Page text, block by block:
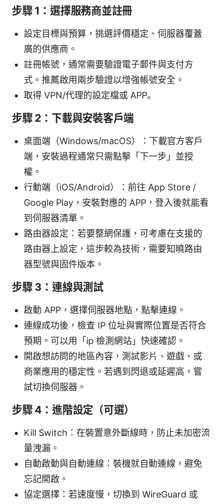
步驟 1：選擇服務商並註冊
設定目標與預算，挑選評價穩定、伺服器覆蓋
廣的供應商。
註冊帳號，通常需要驗證電子郵件與支付方
式。推薦啟用兩步驗證以增強帳號安全。
取得 VPN/代理的設定檔或 APP。
步驟 2：下載與安裝客戶端
桌面端（Windows/macOS）：下載官方客戶
端，安裝過程通常只需點擊「下一步」並授
權。
行動端（iOS/Android）：前往 App Store /
Google Play，安裝對應的 APP，登入後就能看
到伺服器清單。
路由器設定：若要整網保護，可考慮在支援的
路由器上設定，這步較為技術，需要知曉路由
器型號與固件版本。
步驟 3：連線與測試
啟動 APP，選擇伺服器地點，點擊連線。
連線成功後，檢查 IP 位址與實際位置是否符合
預期。可以用「ip 檢測網站」快速確認。
開啟想訪問的地區內容，測試影片、遊戲、或
商業應用的穩定性。若遇到閃退或延遲高，嘗
試切換伺服器。
步驟 4：進階設定（可選）
Kill Switch：在裝置意外斷線時，防止未加密流
量洩漏。
自動啟動與自動連線：裝機就自動連線，避免
忘記開啟。
協定選擇：若速度慢，切換到 WireGuard 或